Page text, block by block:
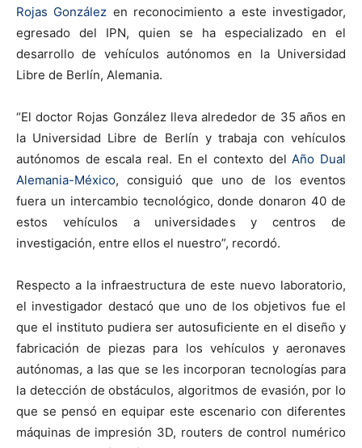
Rojas González en reconocimiento a este investigador,
egresado del IPN, quien se ha especializado en el
desarrollo de vehículos autónomos en la Universidad
Libre de Berlín, Alemania.
“El doctor Rojas González lleva alrededor de 35 años en
la Universidad Libre de Berlín y trabaja con vehículos
autónomos de escala real. En el contexto delAño Dual
Alemania-México, consiguió que uno de los eventos
fuera un intercambio tecnológico, donde donaron 40 de
estos vehículos a universidades y centros de
investigación, entre ellos el nuestro”, recordó.
Respecto a la infraestructura de este nuevo laboratorio,
el investigador destacó que uno de los objetivos fue el
que el instituto pudiera ser autosuficiente en el diseño y
fabricación de piezas para los vehículos y aeronaves
autónomas, a las que se les incorporan tecnologías para
la detección de obstáculos, algoritmos de evasión, por lo
que se pensó en equipar este escenario con diferentes
máquinas de impresión 3D, routers de control numérico